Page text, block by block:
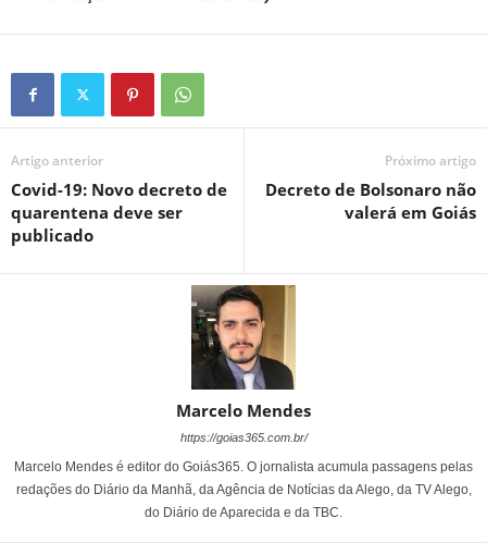
Artigo anterior
Covid-19: Novo decreto de
quarentena deve ser
publicado
Próximo artigo
Decreto de Bolsonaro não
valerá em Goiás
Marcelo Mendes
https://goias365.com.br/
Marcelo Mendes é editor do Goiás365. O jornalista acumula passagens pelas
redações do Diário da Manhã, da Agência de Notícias da Alego, da TV Alego,
do Diário de Aparecida e da TBC.